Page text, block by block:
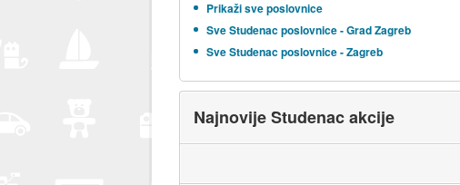
Prikaži sve poslovnice
Sve Studenac poslovnice - Grad Zagreb
Sve Studenac poslovnice - Zagreb
Najnovije Studenac akcije